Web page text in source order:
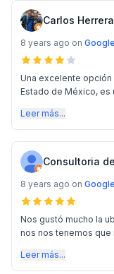
Carlos Herrera
8 years ago on Google
Una excelente opción
Estado de México, es
Leer más...
Consultoria
8 years ago on Google
Nos gustó mucho la
nos nos tenemos que
Leer más...